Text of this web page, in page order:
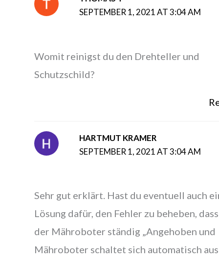
SEPTEMBER 1, 2021 AT 3:04 AM
Womit reinigst du den Drehteller und
Schutzschild?
HARTMUT KRAMER
SEPTEMBER 1, 2021 AT 3:04 AM
Sehr gut erklärt. Hast du eventuell auch
Lösung dafür, den Fehler zu beheben, dass
der Mähroboter ständig „Angehoben und
Mähroboter schaltet sich automatisch